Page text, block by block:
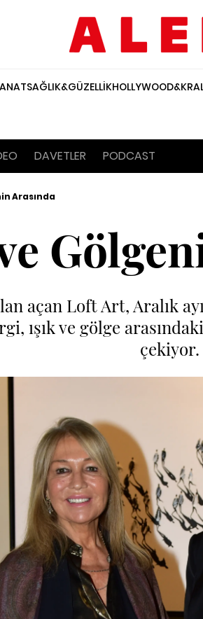
SAĞLIK&GÜZELLİK
DAVETLER PODCAST
Arasında
açan Loft Art, Aralık
ışık ve gölge
çekiyor.